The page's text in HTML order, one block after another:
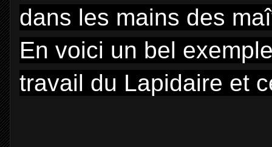
dans les mains des
En voici un bel
travail du Lapidaire et